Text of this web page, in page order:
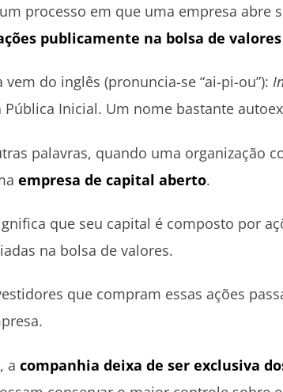
processo em que uma empresa abre
publicamente na bolsa de valores
vem do inglês (pronuncia-se “ai-pi-ou”):
Pública Inicial. Um nome bastante
palavras, quando uma organização
empresa de capital aberto.
que seu capital é composto por
na bolsa de valores.
que compram essas ações
a companhia deixa de ser exclusiva